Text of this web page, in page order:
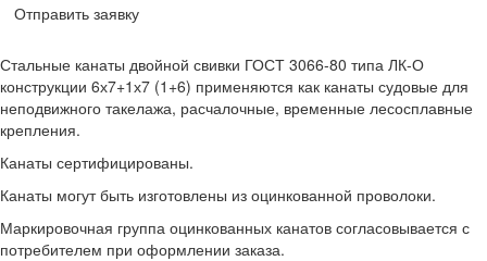
Отправить заявку
Стальные канаты двойной свивки ГОСТ 3066-80 типа ЛК-О
конструкции 6х7+1х7 (1+6) применяются как канаты судовые для
неподвижного такелажа, расчалочные, временные лесосплавные
крепления.
Канаты сертифицированы.
Канаты могут быть изготовлены из оцинкованной проволоки.
Маркировочная группа оцинкованных канатов согласовывается с
потребителем при оформлении заказа.